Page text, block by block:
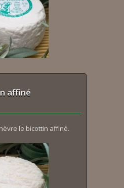
affiné
le bicottin affiné.